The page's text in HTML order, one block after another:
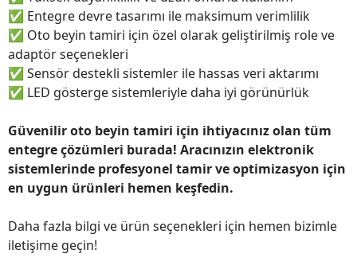
✅ Entegre devre tasarımı ile maksimum verimlilik
✅ Oto beyin tamiri için özel olarak geliştirilmiş role ve
adaptör seçenekleri
✅ Sensör destekli sistemler ile hassas veri aktarımı
✅ LED gösterge sistemleriyle daha iyi görünürlük
Güvenilir oto beyin tamiri için ihtiyacınız olan tüm
entegre çözümleri burada! Aracınızın elektronik
sistemlerinde profesyonel tamir ve optimizasyon için
en uygun ürünleri hemen keşfedin.
Daha fazla bilgi ve ürün seçenekleri için hemen bizimle
iletişime geçin!